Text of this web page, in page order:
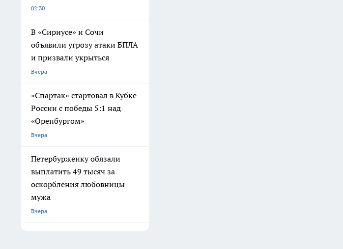
02:30
В «Сириусе» и Сочи
объявили угрозу атаки БПЛА
и призвали укрыться
Вчера
«Спартак» стартовал в Кубке
России с победы 5:1 над
«Оренбургом»
Вчера
Петербурженку обязали
выплатить 49 тысяч за
оскорбления любовницы
мужа
Вчера